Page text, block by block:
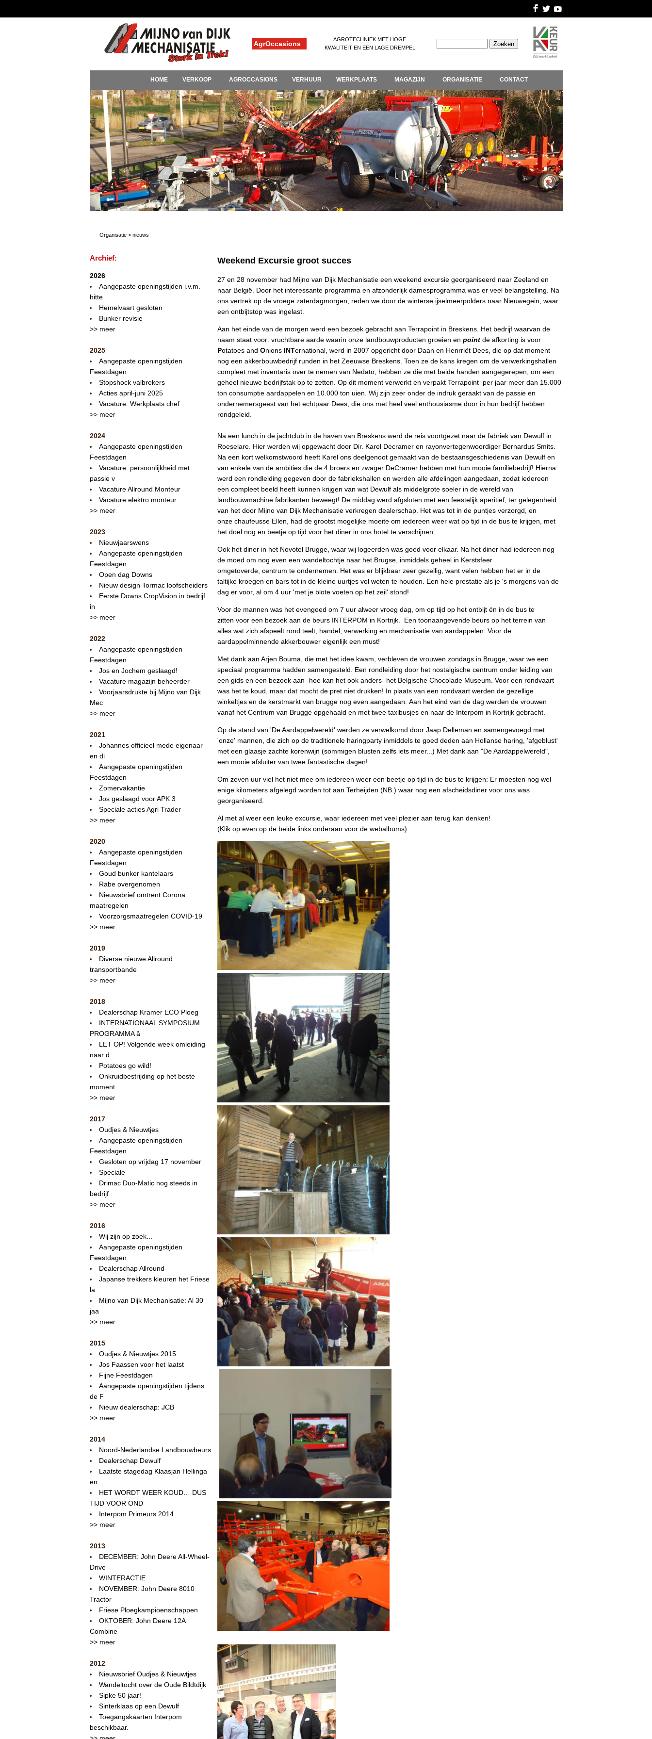
AgrOccasions
AGROTECHNIEK MET HOGE
KWALITEIT EN EEN LAGE DREMPEL
HOME VERKOOP AGROCCASIONS VERHUUR WERKPLAATS MAGAZIJN ORGANISATIE CONTACT
Organisatie> nieuws
Archief:
2026
Aangepaste openingstijden i.v.m.
hitte
Hemelvaart gesloten
Bunker revisie
>> meer
2025
Aangepaste openingstijden
Feestdagen
Stopshock valbrekers
Acties april-juni 2025
Vacature: Werkplaats chef
>> meer
2024
Aangepaste openingstijden
Feestdagen
Vacature: persoonlijkheid met
passie v
Vacature Allround Monteur
Vacature elektro monteur
>> meer
2023
Nieuwjaarswens
Aangepaste openingstijden
Feestdagen
Open dag Downs
Nieuw design Tormac loofscheiders
Eerste Downs CropVision in bedrijf
in
>> meer
2022
Aangepaste openingstijden
Feestdagen
Jos en Jochem geslaagd!
Vacature magazijn beheerder
Voorjaarsdrukte bij Mijno van Dijk
Mec
>> meer
2021
Johannes officieel mede eigenaar
en di
Aangepaste openingstijden
Feestdagen
Zomervakantie
Jos geslaagd voor APK 3
Speciale acties Agri Trader
>> meer
2020
Aangepaste openingstijden
Feestdagen
Goud bunker kantelaars
Rabe overgenomen
Nieuwsbrief omtrent Corona
maatregelen
Voorzorgsmaatregelen COVID-19
>> meer
2019
Diverse nieuwe Allround
transportbande
>> meer
2018
Dealerschap Kramer ECO Ploeg
INTERNATIONAAL SYMPOSIUM
PROGRAMMA â
LET OP! Volgende week omleiding
naar d
Potatoes go wild!
Onkruidbestrijding op het beste
moment
>> meer
2017
Oudjes & Nieuwtjes
Aangepaste openingstijden
Feestdagen
Gesloten op vrijdag 17 november
Speciale
Drimac Duo-Matic nog steeds in
bedrijf
>> meer
2016
Wij zijn op zoek...
Aangepaste openingstijden
Feestdagen
Dealerschap Allround
Japanse trekkers kleuren het Friese
la
Mijno van Dijk Mechanisatie: Al 30
jaa
>> meer
2015
Oudjes & Nieuwtjes 2015
Jos Faassen voor het laatst
Fijne Feestdagen
Aangepaste openingstijden tijdens
de F
Nieuw dealerschap: JCB
>> meer
2014
Noord-Nederlandse Landbouwbeurs
Dealerschap Dewulf
Laatste stagedag Klaasjan Hellinga
en
HET WORDT WEER KOUD… DUS
TIJD VOOR OND
Interpom Primeurs 2014
>> meer
2013
DECEMBER: John Deere All-Wheel-
Drive
WINTERACTIE
NOVEMBER: John Deere 8010
Tractor
Friese Ploegkampioenschappen
OKTOBER: John Deere 12A
Combine
>> meer
2012
Nieuwsbrief Oudjes & Nieuwtjes
Wandeltocht over de Oude Bildtdijk
Sipke 50 jaar!
Sinterklaas op een Dewulf
Toegangskaarten Interpom
beschikbaar.
Weekend Excursie groot succes
27 en 28 november had Mijno van Dijk Mechanisatie een weekend excursie georganiseerd naar Zeeland en
naar België. Door het interessante programma en afzonderlijk damesprogramma was er veel belangstelling. Na
ons vertrek op de vroege zaterdagmorgen, reden we door de winterse ijselmeerpolders naar Nieuwegein, waar
een ontbijtstop was ingelast.
Aan het einde van de morgen werd een bezoek gebracht aan Terrapointin Breskens. Het bedrijf waarvan de
naam staat voor: vruchtbare aarde waarin onze landbouwproducten groeien en pointde afkorting is voor
Potatoes and Onions INTernational, werd in 2007 opgericht door Daan en Henrriët Dees, die op dat moment
nog een akkerbouwbedrijf runden in het Zeeuwse Breskens. Toen ze de kans kregen om de verwerkingshallen
compleet met inventaris over te nemen van Nedato, hebben ze die met beide handen aangegerepen, om een
geheel nieuwe bedrijfstak op te zetten. Op dit moment verwerkt en verpakt Terrapoint per jaar meer dan 15.000
ton consumptie aardappelen en 10.000 ton uien. Wij zijn zeer onder de indruk geraakt van de passie en
ondernemersgeest van het echtpaar Dees, die ons met heel veel enthousiasme door in hun bedrijf hebben
rondgeleid.
Na een lunch in de jachtclub in de haven van Breskens werd de reis voortgezet naar de fabriek van Dewulf in
Roeselare. Hier werden wij opgewacht door Dir. Karel Decramer en rayonvertegenwoordiger Bernardus Smits.
Na een kort welkomstwoord heeft Karel ons deelgenoot gemaakt van de bestaansgeschiedenis van Dewulf en
van enkele van de ambities die de 4 broers en zwager DeCramer hebben met hun mooie familiebedrijf! Hierna
werd een rondleiding gegeven door de fabriekshallen en werden alle afdelingen aangedaan, zodat iedereen
een compleet beeld heeft kunnen krijgen van wat Dewulf als middelgrote soeler in de wereld van
landbouwmachine fabrikanten beweegt! De middag werd afgsloten met een feestelijk aperitief, ter gelegenheid
van het door Mijno van Dijk Mechanisatie verkregen dealerschap. Het was tot in de puntjes verzorgd, en
onze chaufeusse Ellen, had de grootst mogelijke moeite om iedereen weer wat op tijd in de bus te krijgen, met
het doel nog en beetje op tijd voor het diner in ons hotel te verschijnen.
Ook het diner in het Novotel Brugge, waar wij logeerden was goed voor elkaar. Na het diner had iedereen nog
de moed om nog even een wandeltochtje naar het Brugse, inmiddels geheel in Kerstsfeer
omgetoverde, centrum te ondernemen. Het was er blijkbaar zeer gezellig, want velen hebben het er in de
taltijke kroegen en bars tot in de kleine uurtjes vol weten te houden. Een hele prestatie als je 's morgens van de
dag er voor, al om 4 uur 'met je blote voeten op het zeil' stond!
Voor de mannen was het evengoed om 7 uur alweer vroeg dag, om op tijd op het ontbijt én in de bus te
zitten voor een bezoek aan de beurs INTERPOM in Kortrijk. Een toonaangevende beurs op het terrein van
alles wat zich afspeelt rond teelt, handel, verwerking en mechanisatie van aardappelen. Voor de
aardappelminnende akkerbouwer eigenlijk een must!
Met dank aan Arjen Bouma, die met het idee kwam, verbleven de vrouwen zondags in Brugge, waar we een
speciaal programma hadden samengesteld. Een rondleiding door het nostalgische centrum onder leiding van
een gids en een bezoek aan -hoe kan het ook anders- het Belgische Chocolade Museum. Voor een rondvaart
was het te koud, maar dat mocht de pret niet drukken! In plaats van een rondvaart werden de gezellige
winkeltjes en de kerstmarkt van brugge nog even aangedaan. Aan het eind van de dag werden de vrouwen
vanaf het Centrum van Brugge opgehaald en met twee taxibusjes en naar de Interpom in Kortrijk gebracht.
Op de stand van 'De Aardappelwereld' werden ze verwelkomd door Jaap Delleman en samengevoegd met
'onze' mannen, die zich op de traditionele haringparty inmiddels te goed deden aan Hollanse haring, 'afgeblust'
met een glaasje zachte korenwijn (sommigen blusten zelfs iets meer...) Met dank aan "De Aardappelwereld",
een mooie afsluiter van twee fantastische dagen!
Om zeven uur viel het niet mee om iedereen weer een beetje op tijd in de bus te krijgen: Er moesten nog wel
enige kilometers afgelegd worden tot aan Terheijden (NB.) waar nog een afscheidsdiner voor ons was
georganiseerd.
Al met al weer een leuke excursie, waar iedereen met veel plezier aan terug kan denken!
(Klik op even op de beide links onderaan voor de webalbums)